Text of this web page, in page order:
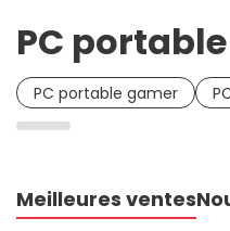
PC
PC portable gamer
Meilleures ventes